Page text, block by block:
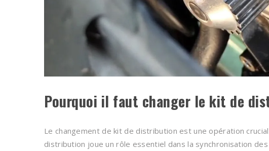
Pourquoi il faut changer le kit de
Le changement de kit de distribution est une opération
distribution joue un rôle essentiel dans la synchronisation